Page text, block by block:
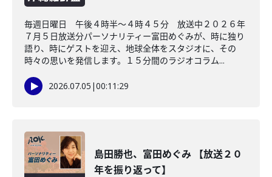
毎週日曜日 午後４時半～４時４５分 放送中２０２６年
７月５日放送分パーソナリティー富田めぐみが、時に独り
語り、時にゲストを迎え、地球全体をスタジオに、その
時々の思いを発信します。１５分間のラジオコラム...
2026.07.05 |00:11:29
島田勝也、富田めぐみ 【放送２０
年を振り返って】